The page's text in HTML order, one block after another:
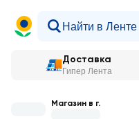
Доставка
Гипер Лента
Магазин в г.